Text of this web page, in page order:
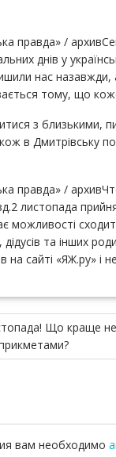
правда» /
днів у
нас назавжди,
тому, що
з близькими,
в Дмитрівську
правда» /
листопада
можливості
та інших
на сайті «ЯЖ.ру» і
Що краще
вам необходимо